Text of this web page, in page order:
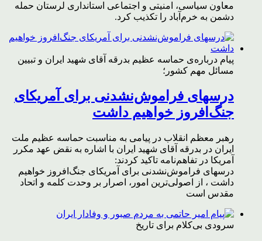
معاون سیاسی، امنیتی و اجتماعی استانداری لرستان حمله
دشمن به خرم‌آباد را تکذیب کرد.
پیام درباره‌ی حماسه عظیم بدرقه آقای شهید ایران و تبیین
مسائل مهم کشور؛
درسهای فراموش‌نشدنی برای آمریکای
جنگ‌افروز خواهیم داشت
رهبر معظم انقلاب در پیامی به مناسبت حماسه عظیم ملت
ایران در بدرقه آقای شهید ایران با اشاره به نقض عهد مکرر
آمریکا در تفاهم‌نامه تاکید کردند:
درسهای فراموش‌نشدنی برای آمریکای جنگ‌افروز خواهیم
داشت ، از اصولی‌ترین امور، اصرار بر وحدت کلمه و اتحاد
مقدس است
سرودی بی‌کلام برای تاریخ